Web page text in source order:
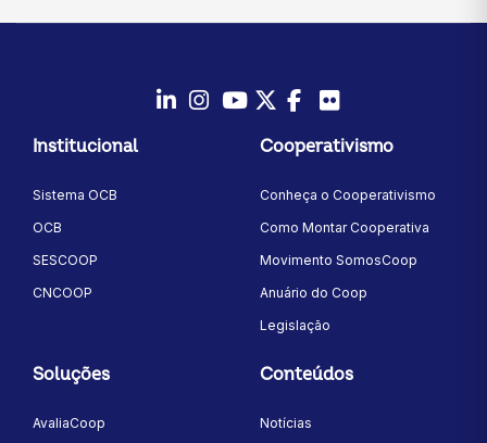
Instagram
YoutubeTwitter/X
Facebook
Institucional
Sistema OCB
OCB
SESCOOP
CNCOOP
Cooperativismo
Conheça o Cooperativismo
Como Montar Cooperativa
Movimento SomosCoop
Anuário do Coop
Legislação
Soluções
AvaliaCoop
Conteúdos
Notícias